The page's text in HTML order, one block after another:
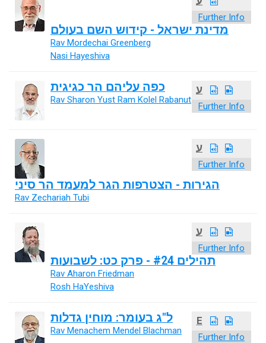
Further Info
מדינת ישראל - קידוש השם בעולם
Rav Mordechai Greenberg
Nasi Hayeshiva
ע
Further Info
כפה עליהם הר כגיגית
Rav Sharon Yust Ram Kolel Rabanut
ע
Further Info
הגירות - הצטרפות הגר למעמד הר סיני
Rav Zechariah Tubi
ע
Further Info
תהילים #24 - פרק כט: לשבועות
Rav Aharon Friedman
Rosh HaYeshiva
E
Further Info
ל"ג בעומר: מוחין גדלות
Rav Menachem Mendel Blachman